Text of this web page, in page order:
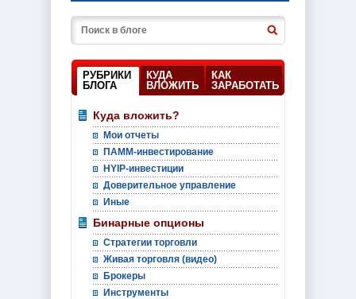
РУБРИКИ
БЛОГА
КУДА
ВЛОЖИТЬ
КАК
ЗАРАБОТАТЬ
Куда вложить?
Мои отчеты
ПАММ-инвестирование
HYIP-инвестиции
Доверительное управление
Иные
Бинарные опционы
Стратегии торговли
Живая торговля (видео)
Брокеры
Инструменты